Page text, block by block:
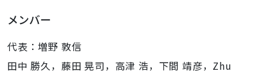
メンバー
代表：増野 敦信
田中 勝久，藤田 晃司，高津 浩，下間 靖彦，Zhu